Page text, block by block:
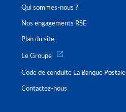
Qui sommes-nous ?
Nos engagements RSE
Plan du site
Le Groupe
Code de conduite La Banque Postale
Contactez-nous